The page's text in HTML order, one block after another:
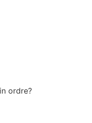
ordre?